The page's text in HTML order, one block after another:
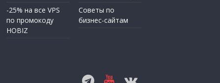
-25% на все VPS
по промокоду
HOBIZ
Советы по
бизнес-сайтам